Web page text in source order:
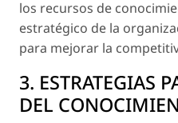
los recursos de
estratégico de la
para mejorar la
3. ESTRATEGIAS
DEL